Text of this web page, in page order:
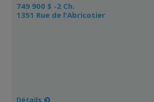
749 900 $ -2 Ch.
1351 Rue de l'Abricotier
Détails